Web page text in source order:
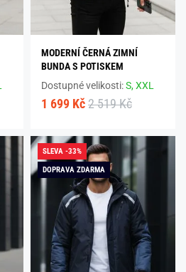
MODERNÍ ČERNÁ ZIMNÍ
BUNDA S POTISKEM
Dostupné velikosti:S,XXL
1 699 Kč 2 519 Kč
SLEVA -33%
DOPRAVA ZDARMA